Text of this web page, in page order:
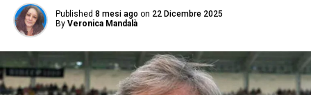
Published 8 mesi ago on 22 Dicembre 2025
By Veronica Mandalà